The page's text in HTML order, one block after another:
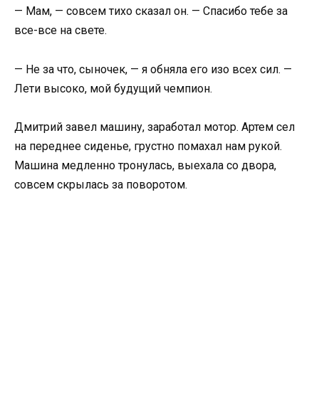
— Мам, — совсем тихо сказал он. — Спасибо тебе за
все-все на свете.
— Не за что, сыночек, — я обняла его изо всех сил. —
Лети высоко, мой будущий чемпион.
Дмитрий завел машину, заработал мотор. Артем сел
на переднее сиденье, грустно помахал нам рукой.
Машина медленно тронулась, выехала со двора,
совсем скрылась за поворотом.